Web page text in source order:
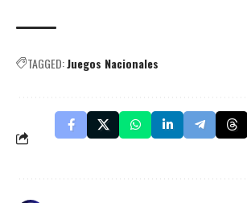
TAGGED:Juegos Nacionales